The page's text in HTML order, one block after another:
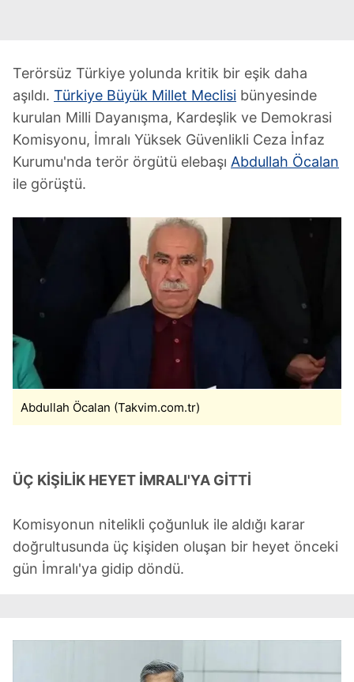
Terörsüz Türkiye yolunda kritik bir eşik daha
aşıldı. Türkiye Büyük Millet Meclisi bünyesinde
kurulan Milli Dayanışma, Kardeşlik ve Demokrasi
Komisyonu, İmralı Yüksek Güvenlikli Ceza İnfaz
Kurumu'nda terör örgütü elebaşı Abdullah Öcalan
ile görüştü.
Abdullah Öcalan (Takvim.com.tr)
ÜÇ KİŞİLİK HEYET İMRALI'YA GİTTİ
Komisyonun nitelikli çoğunluk ile aldığı karar
doğrultusunda üç kişiden oluşan bir heyet önceki
gün İmralı'ya gidip döndü.